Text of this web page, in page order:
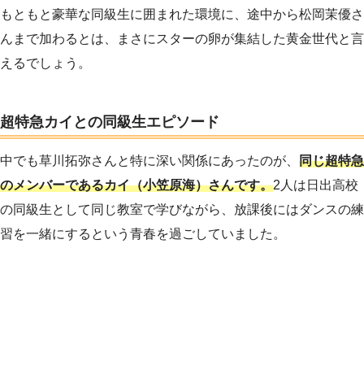
もともと豪華な同級生に囲まれた環境に、途中から松岡茉優さ
んまで加わるとは、まさにスターの卵が集結した黄金世代と言
えるでしょう。
超特急カイとの同級生エピソード
中でも草川拓弥さんと特に深い関係にあったのが、 同じ超特急
のメンバーであるカイ（小笠原海）さんです。2人は日出高校
の同級生として同じ教室で学びながら、放課後にはダンスの練
習を一緒にするという青春を過ごしていました。